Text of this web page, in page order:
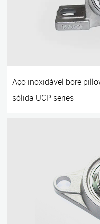
Aço inoxidável bore
sólida UCP series